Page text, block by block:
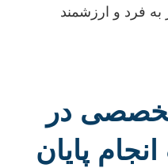
فرد و ارزشمند
در
پایان